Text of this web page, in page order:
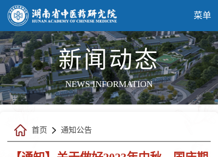
菜单
新闻动态
NEWS INFORMATION
首页 通知公告